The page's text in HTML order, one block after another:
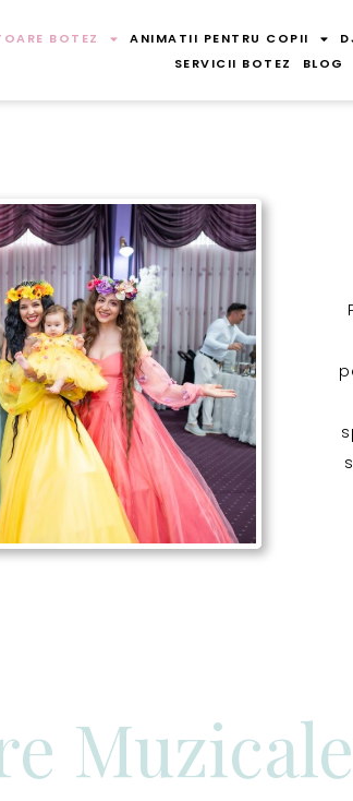
BOTEZ ANIMATII PENTRU COPII
SERVICII BOTEZ
BLOG
Muzicale